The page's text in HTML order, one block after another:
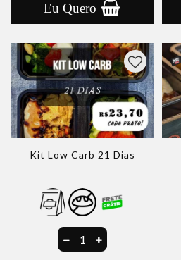
Eu Quero
Kit Low Carb 21 Dias